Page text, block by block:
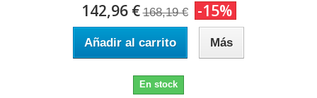
142,96 € 168,19 € -15%
Añadir al carrito Más
En stock